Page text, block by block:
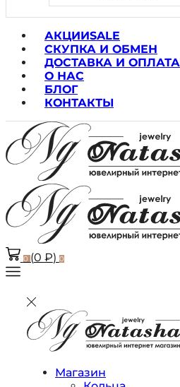
АКЦИИSALE
СКУПКА И ОБМЕН
ДОСТАВКА И ОПЛАТА
О НАС
БЛОГ
КОНТАКТЫ
0 (0 ₽) 0
Магазин